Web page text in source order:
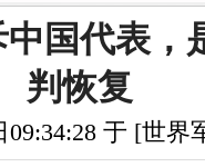
国代表，
判恢复
09:34:28 于 [世